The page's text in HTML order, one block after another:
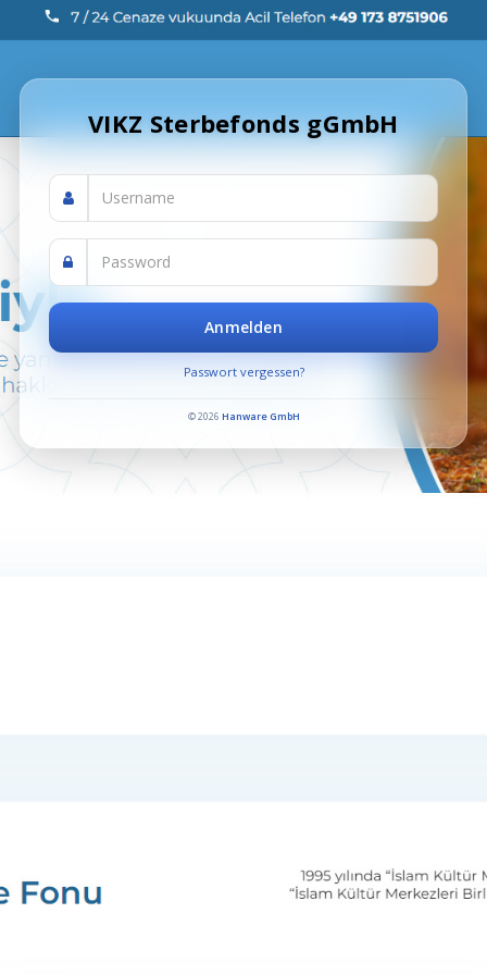
VIKZ Sterbefonds gGmbH
Anmelden
Passwort vergessen?
© 2026 Hanware GmbH